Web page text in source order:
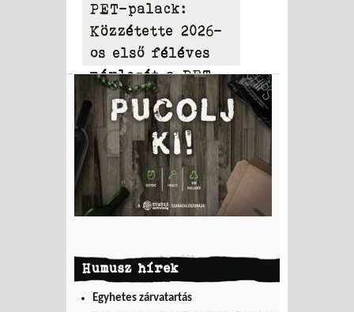
PET-palack:
Közzétette 2026-
os első féléves
mérlegét a PET
to PET
Humusz hírek
Egyhetes zárvatartás